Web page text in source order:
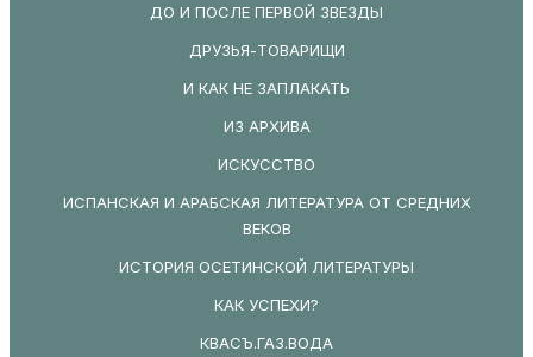
ДО И ПОСЛЕ ПЕРВОЙ ЗВЕЗДЫ
ДРУЗЬЯ-ТОВАРИЩИ
И КАК НЕ ЗАПЛАКАТЬ
ИЗ АРХИВА
ИСКУССТВО
ИСПАНСКАЯ И АРАБСКАЯ ЛИТЕРАТУРА ОТ СРЕДНИХ
ВЕКОВ
ИСТОРИЯ ОСЕТИНСКОЙ ЛИТЕРАТУРЫ
КАК УСПЕХИ?
КВАСЪ.ГАЗ.ВОДА